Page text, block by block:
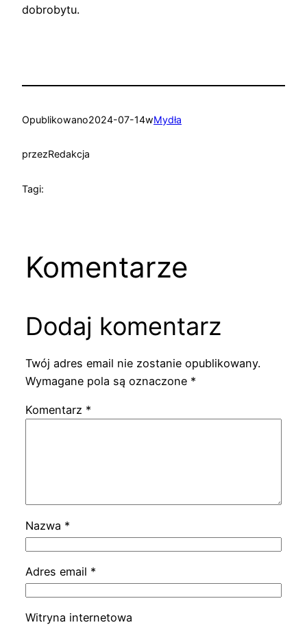
dobrobytu.
Opublikowano2024-07-14wMydła
przezRedakcja
Tagi:
Komentarze
Dodaj komentarz
Twój adres email nie zostanie opublikowany.
Wymagane pola są oznaczone *
Komentarz *
Nazwa *
Adres email *
Witryna internetowa